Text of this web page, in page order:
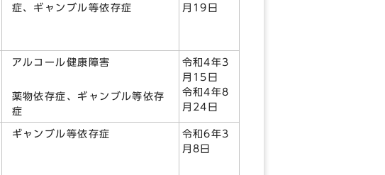
症、ギャンブル等依存症
月19日
アルコール健康障害
薬物依存症、ギャンブル等依存
症
令和4年3
月15日
令和4年8
月24日
ギャンブル等依存症
令和6年3
月8日